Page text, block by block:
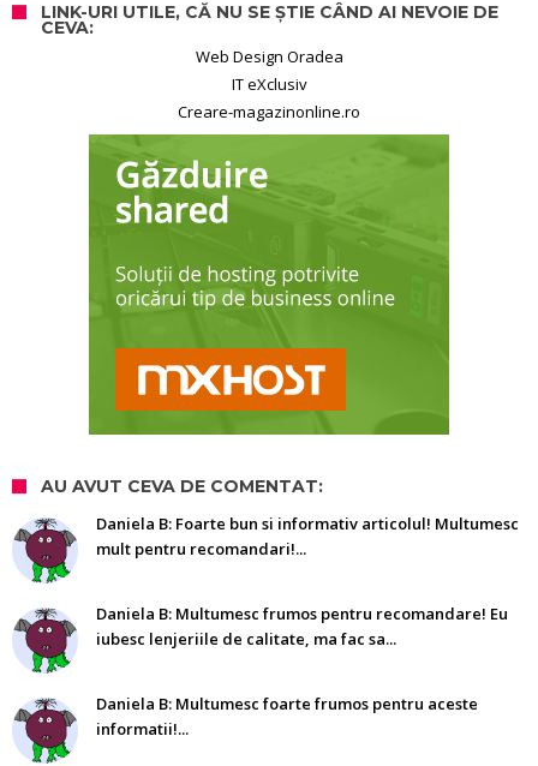
LINK-URI UTILE, CĂ NU SE ȘTIE CÂND AI NEVOIE DE
CEVA:
Web Design Oradea
IT eXclusiv
Creare-magazinonline.ro
AU AVUT CEVA DE COMENTAT:
Daniela B: Foarte bun si informativ articolul! Multumesc
mult pentru recomandari!...
Daniela B: Multumesc frumos pentru recomandare! Eu
iubesc lenjeriile de calitate, ma fac sa...
Daniela B: Multumesc foarte frumos pentru aceste
informatii!...